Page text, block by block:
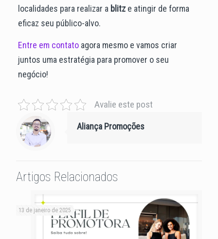
localidades para realizar a blitze atingir de forma
eficaz seu público-alvo.
Entre em contatoagora mesmo e vamos criar
juntos uma estratégia para promover o seu
negócio!
Avalie este post
Aliança Promoções
Artigos Relacionados
13 de janeiro de 2025